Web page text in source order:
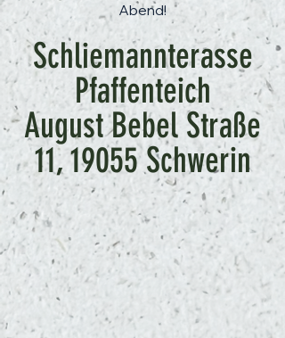
Abend!
Schliemannterasse
Pfaffenteich
August Bebel Straße
11, 19055 Schwerin